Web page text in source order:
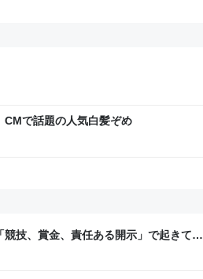
で話題の人気白髪ぞめ
技、賞金、責任ある開示」で起きてい